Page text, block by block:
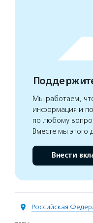
Мы работаем,
информация и
по любому
Вместе мы этого
Внести
Российская